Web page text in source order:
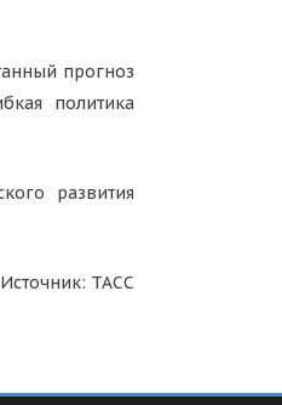
прогноз
политика
развития
Источник: ТАСС